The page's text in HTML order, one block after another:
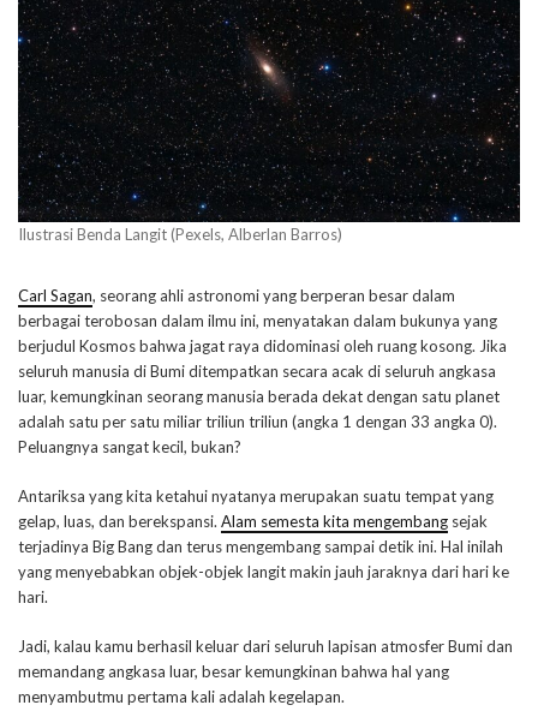
Ilustrasi Benda Langit (Pexels, Alberlan Barros)
Carl Sagan, seorang ahli astronomi yang berperan besar dalam
berbagai terobosan dalam ilmu ini, menyatakan dalam bukunya yang
berjudul Kosmos bahwa jagat raya didominasi oleh ruang kosong. Jika
seluruh manusia di Bumi ditempatkan secara acak di seluruh angkasa
luar, kemungkinan seorang manusia berada dekat dengan satu planet
adalah satu per satu miliar triliun triliun (angka 1 dengan 33 angka 0).
Peluangnya sangat kecil, bukan?
Antariksa yang kita ketahui nyatanya merupakan suatu tempat yang
gelap, luas, dan berekspansi. Alam semesta kita mengembang sejak
terjadinya Big Bang dan terus mengembang sampai detik ini. Hal inilah
yang menyebabkan objek-objek langit makin jauh jaraknya dari hari ke
hari.
Jadi, kalau kamu berhasil keluar dari seluruh lapisan atmosfer Bumi dan
memandang angkasa luar, besar kemungkinan bahwa hal yang
menyambutmu pertama kali adalah kegelapan.